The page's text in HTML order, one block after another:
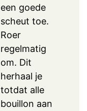
een goede
scheut toe.
Roer
regelmatig
om. Dit
herhaal je
totdat alle
bouillon aan